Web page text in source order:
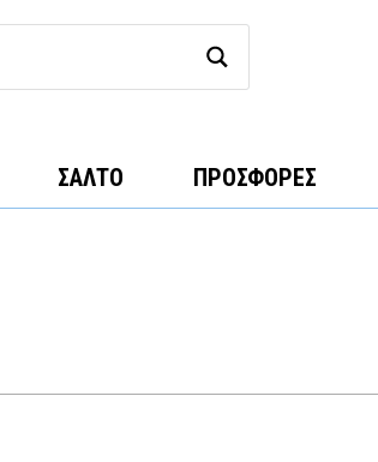
ΣΑΛΤΟ ΠΡΟΣΦΟΡΕΣ